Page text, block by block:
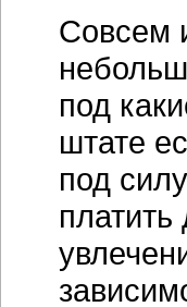
Совсем
под
штате
под